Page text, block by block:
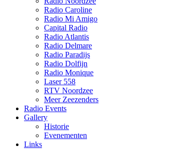
Radio Caroline
Radio Mi Amigo
Capital Radio
Radio Atlantis
Radio Delmare
Radio Paradijs
Radio Dolfijn
Radio Monique
Laser 558
RTV Noordzee
Meer Zeezenders
Radio Events
Gallery
Historie
Evenementen
Links